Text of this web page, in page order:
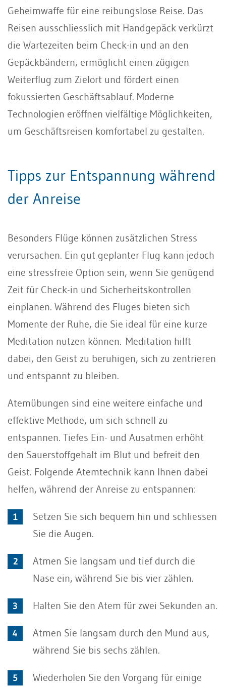
Geheimwaffe für eine reibungslose Reise. Das
Reisen ausschliesslich mit Handgepäck verkürzt
die Wartezeiten beim Check-in und an den
Gepäckbändern, ermöglicht einen zügigen
Weiterflug zum Zielort und fördert einen
fokussierten Geschäftsablauf. Moderne
Technologien eröffnen vielfältige Möglichkeiten,
um Geschäftsreisen komfortabel zu gestalten.
Tipps zur Entspannung während
der Anreise
Besonders Flüge können zusätzlichen Stress
verursachen. Ein gut geplanter Flug kann jedoch
eine stressfreie Option sein, wenn Sie genügend
Zeit für Check-in und Sicherheitskontrollen
einplanen. Während des Fluges bieten sich
Momente der Ruhe, die Sie ideal für eine kurze
Meditation nutzen können. Meditation hilft
dabei, den Geist zu beruhigen, sich zu zentrieren
und entspannt zu bleiben.
Atemübungen sind eine weitere einfache und
effektive Methode, um sich schnell zu
entspannen. Tiefes Ein- und Ausatmen erhöht
den Sauerstoffgehalt im Blut und befreit den
Geist. Folgende Atemtechnik kann Ihnen dabei
helfen, während der Anreise zu entspannen:
Setzen Sie sich bequem hin und schliessen
Sie die Augen.
Atmen Sie langsam und tief durch die
Nase ein, während Sie bis vier zählen.
Halten Sie den Atem für zwei Sekunden an.
Atmen Sie langsam durch den Mund aus,
während Sie bis sechs zählen.
Wiederholen Sie den Vorgang für einige